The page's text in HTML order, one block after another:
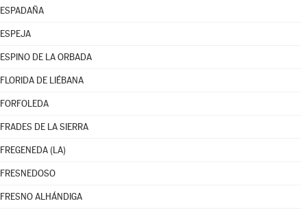
ESPADAÑA
ESPEJA
ESPINO DE LA ORBADA
FLORIDA DE LIÉBANA
FORFOLEDA
FRADES DE LA SIERRA
FREGENEDA (LA)
FRESNEDOSO
FRESNO ALHÁNDIGA